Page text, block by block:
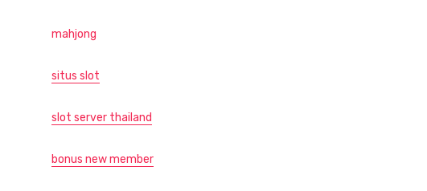
mahjong
situs slot
slot server thailand
bonus new member